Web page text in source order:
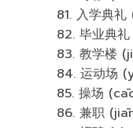
81. 入学典
82. 毕业典
83. 教学楼
84. 运动场
85. 操场
86. 兼职